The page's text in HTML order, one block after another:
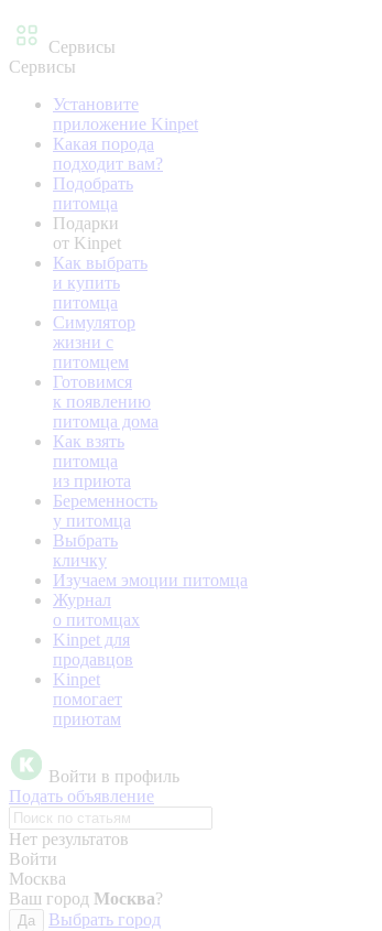
Сервисы
Сервисы
Установите
приложение Kinpet
Какая порода
подходит вам?
Подобрать
питомца
Подарки
от Kinpet
Как выбрать
и купить
питомца
Симулятор
жизни с
питомцем
Готовимся
к появлению
питомца дома
Как взять
питомца
из приюта
Беременность
у питомца
Выбрать
кличку
Изучаем эмоции питомца
Журнал
о питомцах
Kinpet для
продавцов
Kinpet
помогает
приютам
Войти в профиль
Подать объявление
Нет результатов
Войти
Москва
Ваш город Москва?
Да
Выбрать город